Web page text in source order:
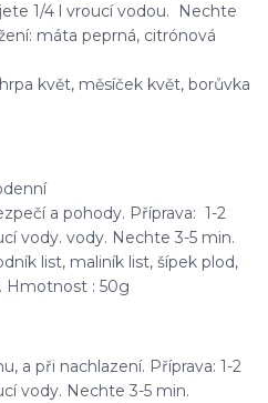
1/4 l vroucí vodou. Nechte
máta peprná, citrónová
květ, měsíček květ, borůvka
a pohody. Příprava: 1-2
vody. vody. Nechte 3-5 min.
list, maliník list, šípek plod,
Hmotnost : 50g
a při nachlazení. Příprava: 1-2
vody. Nechte 3-5 min.